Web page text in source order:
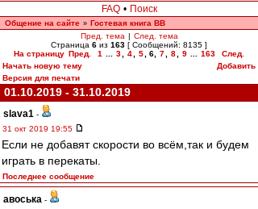
FAQ • Поиск
Общение на сайте » Гостевая книга ВВ
Пред. тема | След. тема
Страница 6 из 163 [ Сообщений: 8135 ]
На страницу Пред. 1 3 4 5 6 7 8 9 163
След.
Начать новую тему
Добавить
Версия для печати
01.10.2019 - 31.10.2019
slava1 -
31 окт 2019 19:55
Если не добавят скорости во всём,так и будем
играть в перекаты.
Последнее сообщение
авоська -